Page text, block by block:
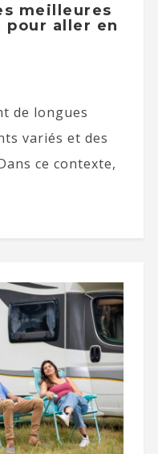
meilleures
pour aller en
de longues
variés et des
ce contexte,